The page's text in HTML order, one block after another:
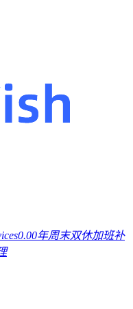
0.00年周末双休加班补